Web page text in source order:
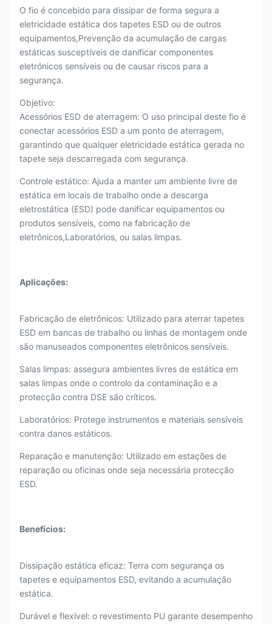
O fio é concebido para dissipar de forma segura a
eletricidade estática dos tapetes ESD ou de outros
equipamentos,Prevenção da acumulação de cargas
estáticas susceptíveis de danificar componentes
eletrónicos sensíveis ou de causar riscos para a
segurança.
Objetivo:
Acessórios ESD de aterragem: O uso principal deste fio é
conectar acessórios ESD a um ponto de aterragem,
garantindo que qualquer eletricidade estática gerada no
tapete seja descarregada com segurança.
Controle estático: Ajuda a manter um ambiente livre de
estática em locais de trabalho onde a descarga
eletrostática (ESD) pode danificar equipamentos ou
produtos sensíveis, como na fabricação de
eletrônicos,Laboratórios, ou salas limpas.
Aplicações:
Fabricação de eletrônicos: Utilizado para aterrar tapetes
ESD em bancas de trabalho ou linhas de montagem onde
são manuseados componentes eletrônicos sensíveis.
Salas limpas: assegura ambientes livres de estática em
salas limpas onde o controlo da contaminação e a
protecção contra DSE são críticos.
Laboratórios: Protege instrumentos e materiais sensíveis
contra danos estáticos.
Reparação e manutenção: Utilizado em estações de
reparação ou oficinas onde seja necessária protecção
ESD.
Benefícios:
Dissipação estática eficaz: Terra com segurança os
tapetes e equipamentos ESD, evitando a acumulação
estática.
Durável e flexível: o revestimento PU garante desempenho